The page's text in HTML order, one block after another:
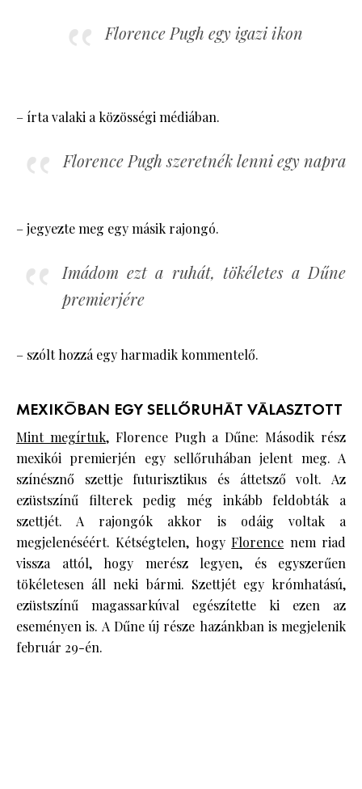
Florence Pugh egy igazi ikon
– írta valaki a közösségi médiában.
Florence Pugh szeretnék lenni egy napra
– jegyezte meg egy másik rajongó.
Imádom ezt a ruhát, tökéletes a Dűne
premierjére
– szólt hozzá egy harmadik kommentelő.
MEXIKÓBAN EGY SELLŐRUHÁT VÁLASZTOTT
Mint megírtuk, Florence Pugh a Dűne: Második rész
mexikói premierjén egy sellőruhában jelent meg. A
színésznő szettje futurisztikus és áttetsző volt. Az
ezüstszínű filterek pedig még inkább feldobták a
szettjét. A rajongók akkor is odáig voltak a
megjelenéséért. Kétségtelen, hogyFlorence nem riad
vissza attól, hogy merész legyen, és egyszerűen
tökéletesen áll neki bármi. Szettjét egy krómhatású,
ezüstszínű magassarkúval egészítette ki ezen az
eseményen is. A Dűne új része hazánkban is megjelenik
február 29-én.